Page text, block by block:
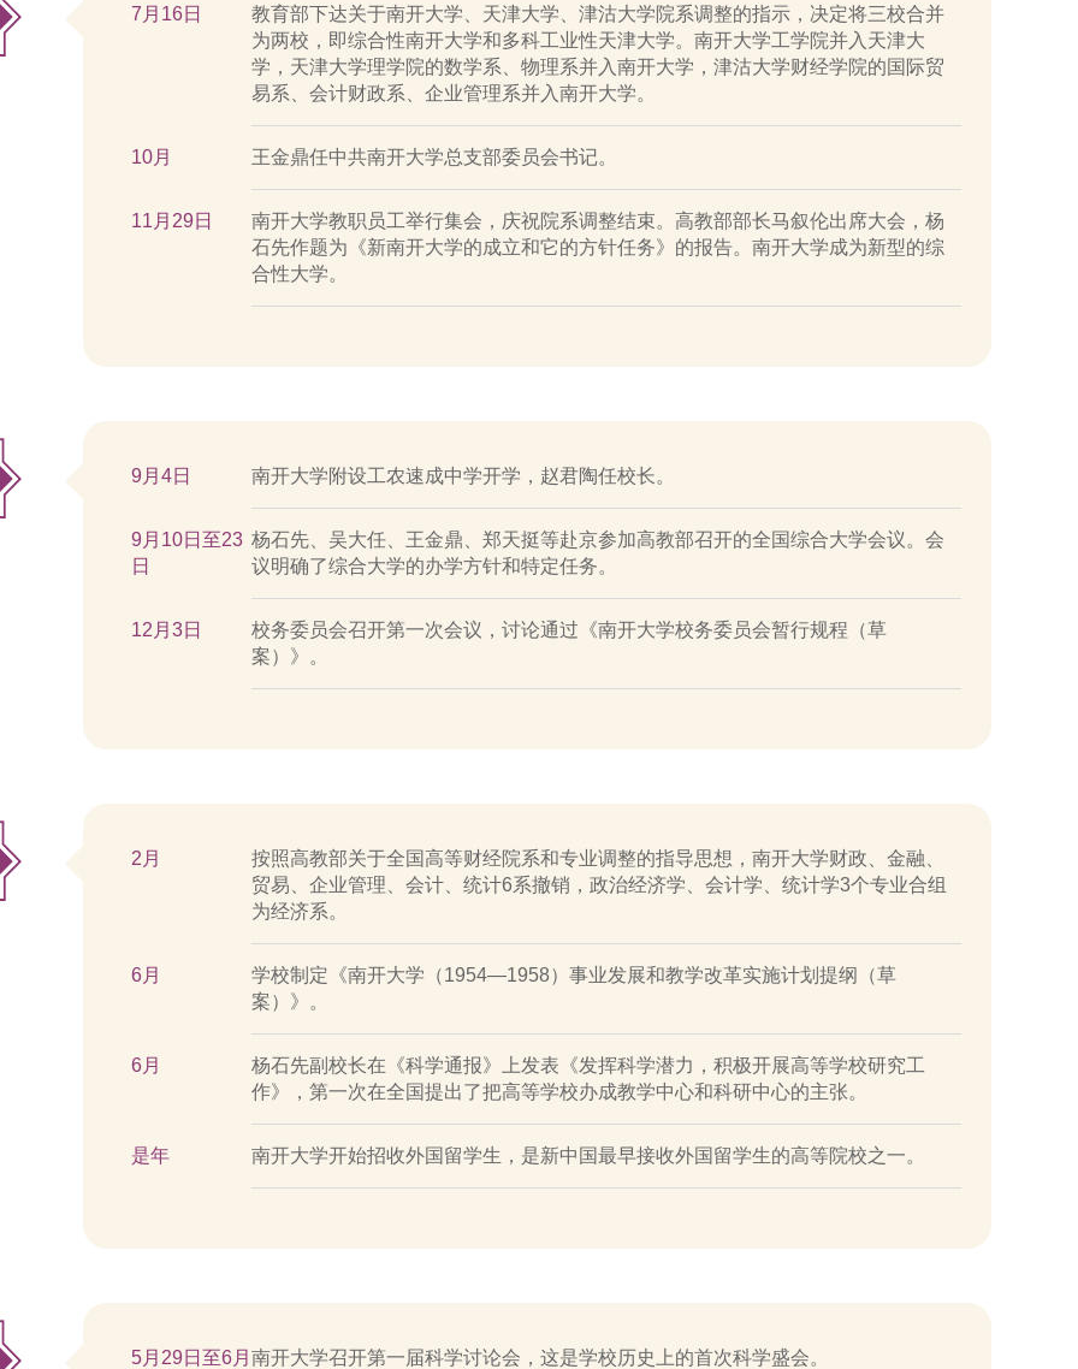
7月16日
教育部下达关于南开大学、天津大学、津沽大学院系调整的指示，决定将三校合并
为两校，即综合性南开大学和多科工业性天津大学。南开大学工学院并入天津大
学，天津大学理学院的数学系、物理系并入南开大学，津沽大学财经学院的国际贸
易系、会计财政系、企业管理系并入南开大学。
10月 王金鼎任中共南开大学总支部委员会书记。
11月29日
南开大学教职员工举行集会，庆祝院系调整结束。高教部部长马叙伦出席大会，杨
石先作题为《新南开大学的成立和它的方针任务》的报告。南开大学成为新型的综
合性大学。
9月4日 南开大学附设工农速成中学开学，赵君陶任校长。
9月10日至23
日
杨石先、吴大任、王金鼎、郑天挺等赴京参加高教部召开的全国综合大学会议。会
议明确了综合大学的办学方针和特定任务。
12月3日
校务委员会召开第一次会议，讨论通过《南开大学校务委员会暂行规程（草
案）》。
2月
按照高教部关于全国高等财经院系和专业调整的指导思想，南开大学财政、金融、
贸易、企业管理、会计、统计6系撤销，政治经济学、会计学、统计学3个专业合组
为经济系。
6月
学校制定《南开大学（1954—1958）事业发展和教学改革实施计划提纲（草
案）》。
6月
杨石先副校长在《科学通报》上发表《发挥科学潜力，积极开展高等学校研究工
作》，第一次在全国提出了把高等学校办成教学中心和科研中心的主张。
是年 南开大学开始招收外国留学生，是新中国最早接收外国留学生的高等院校之一。
5月29日至6月 南开大学召开第一届科学讨论会，这是学校历史上的首次科学盛会。